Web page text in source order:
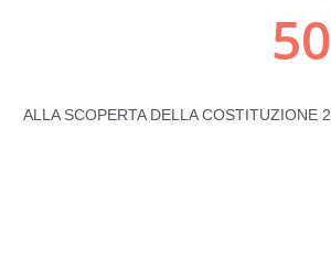
ALLA SCOPERTA DELLA COSTITUZIONE 2